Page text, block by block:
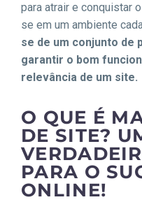
para atrair e conquistar
se em um ambiente
se de um conjunto de
garantir o bom
relevância de um site.
O QUE É
DE SITE?
PARA O
ONLINE!